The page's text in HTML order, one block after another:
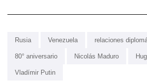
Rusia Venezuela relaciones
80° aniversario Nicolás Maduro
Vladímir Putin